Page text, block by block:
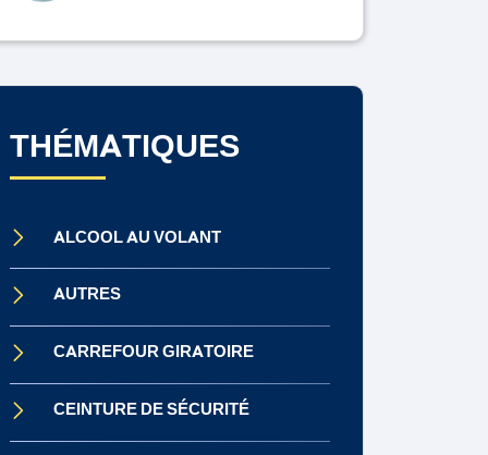
THÉMATIQUES
ALCOOL AU VOLANT
AUTRES
CARREFOUR GIRATOIRE
CEINTURE DE SÉCURITÉ